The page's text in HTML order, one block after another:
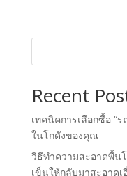
Recent
เทคนิคการเลือกซื้อ “
ในโกดังของคุณ
วิธีทำความสะอาดพื้น
เข็นให้กลับมาสะอาดเ